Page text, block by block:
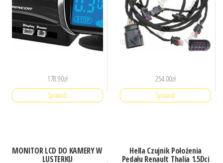
178.90zł
Sprawdź
254.00zł
Sprawdź
MONITOR LCD DO KAMERY W
LUSTERKU
Hella Czujnik Położenia
Pedału Renault Thalia 1.5Dci